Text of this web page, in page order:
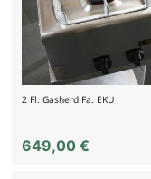
2 Fl. Gasherd Fa. EKU
649,00 €